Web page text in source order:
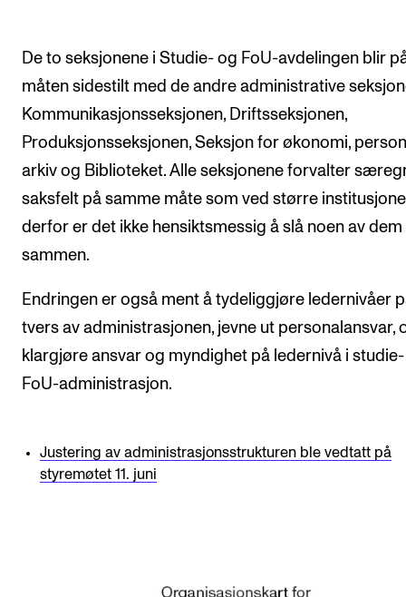
De to seksjonene i Studie- og FoU-avdelingen blir
måten sidestilt med de andre administrative
Kommunikasjonsseksjonen, Driftsseksjonen,
Produksjonsseksjonen, Seksjon for økonomi,
arkiv og Biblioteket. Alle seksjonene forvalter
saksfelt på samme måte som ved større
derfor er det ikke hensiktsmessig å slå noen av dem
sammen.
Endringen er også ment å tydeliggjøre ledernivåer
tvers av administrasjonen, jevne ut personalansvar,
klargjøre ansvar og myndighet på ledernivå i
FoU-administrasjon.
Justering av administrasjonsstrukturen ble vedtatt på
styremøtet 11. juni